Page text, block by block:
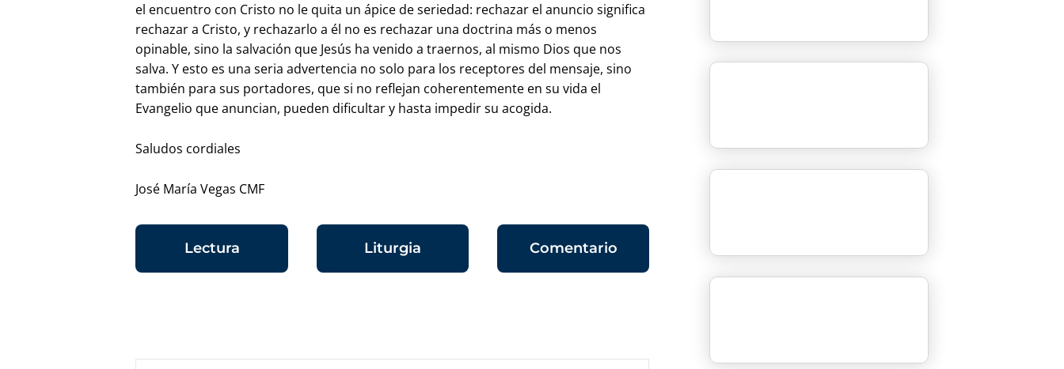
el encuentro con Cristo no le quita un ápice de seriedad: rechazar el anuncio significa
rechazar a Cristo, y rechazarlo a él no es rechazar una doctrina más o menos
opinable, sino la salvación que Jesús ha venido a traernos, al mismo Dios que nos
salva. Y esto es una seria advertencia no solo para los receptores del mensaje, sino
también para sus portadores, que si no reflejan coherentemente en su vida el
Evangelio que anuncian, pueden dificultar y hasta impedir su acogida.
Saludos cordiales
José María Vegas CMF
Lectura Liturgia Comentario